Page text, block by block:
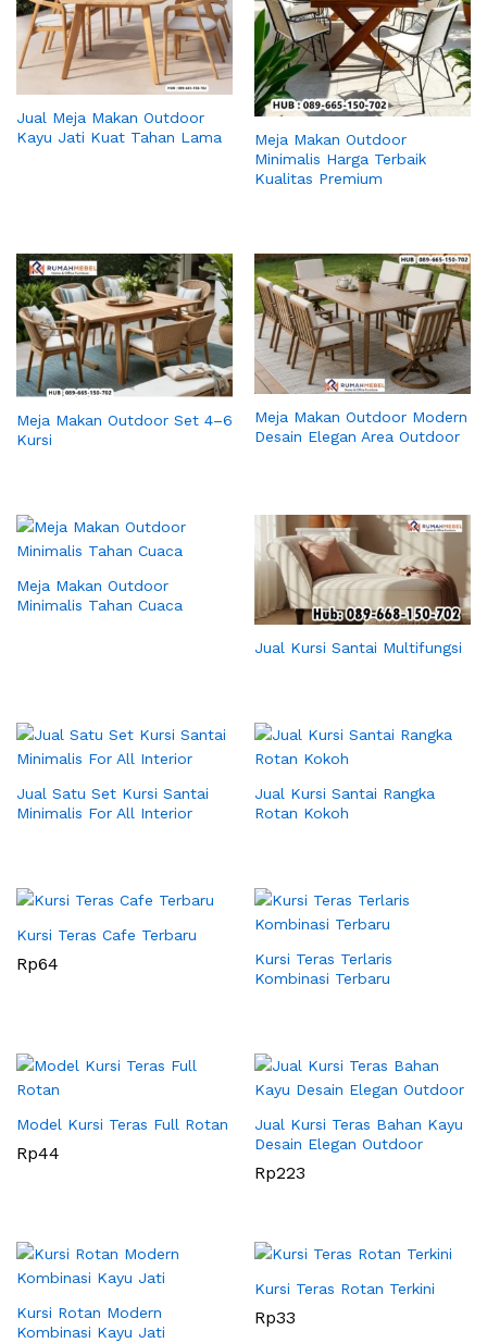
Jual Meja Makan Outdoor
Kayu Jati Kuat Tahan Lama
Meja Makan Outdoor
Minimalis Harga Terbaik
Kualitas Premium
Meja Makan Outdoor Set 4–6
Kursi
Meja Makan Outdoor Modern
Desain Elegan Area Outdoor
Meja Makan Outdoor
Minimalis Tahan Cuaca
Jual Kursi Santai Multifungsi
Jual Satu Set Kursi Santai
Minimalis For All Interior
Jual Kursi Santai Rangka
Rotan Kokoh
Kursi Teras Cafe Terbaru
Rp64
Kursi Teras Terlaris
Kombinasi Terbaru
Model Kursi Teras Full Rotan
Rp44
Jual Kursi Teras Bahan Kayu
Desain Elegan Outdoor
Rp223
Kursi Rotan Modern
Kombinasi Kayu Jati
Kursi Teras Rotan Terkini
Rp33